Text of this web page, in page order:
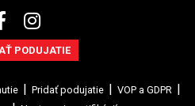
PODUJATIE
Pridať podujatie
VOP a GDPR